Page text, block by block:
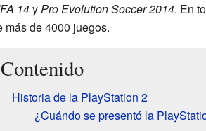
14yPro Evolution Soccer 2014. En
más de 4000 juegos.
Contenido
Historia de la PlayStation 2
¿Cuándo se presentó la